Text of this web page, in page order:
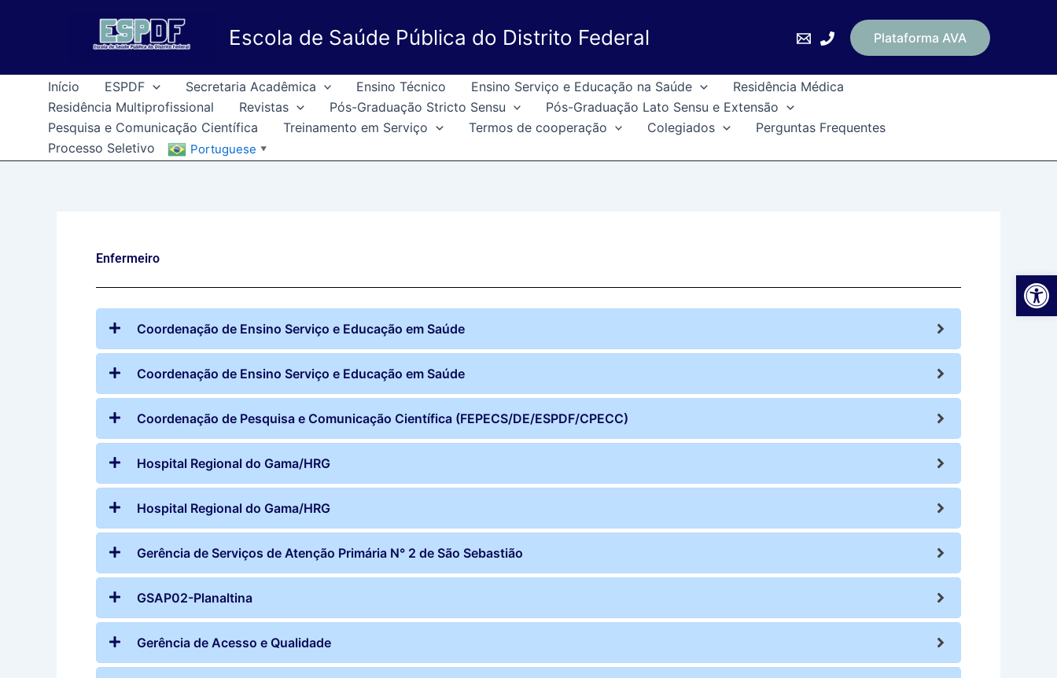
conteúdo
Escola de Saúde Pública do Distrito Federal Plataforma AVA
Início ESPDF Secretaria Acadêmica Ensino Técnico Ensino Serviço e Educação na Saúde
Residência Médica
Residência Multiprofissional
Revistas Pós-Graduação Stricto Sensu
Pós-Graduação Lato Sensu e Extensão
Pesquisa e Comunicação Científica
Treinamento em Serviço Termos de cooperação Colegiados
Perguntas Frequentes
Processo Seletivo
Portuguese ▼
Enfermeiro
Coordenação de Ensino Serviço e Educação em Saúde
Coordenação de Ensino Serviço e Educação em Saúde
Coordenação de Pesquisa e Comunicação Científica (FEPECS/DE/ESPDF/CPECC)
Hospital Regional do Gama/HRG
Hospital Regional do Gama/HRG
Gerência de Serviços de Atenção Primária N° 2 de São Sebastião
GSAP02-Planaltina
Gerência de Acesso e Qualidade